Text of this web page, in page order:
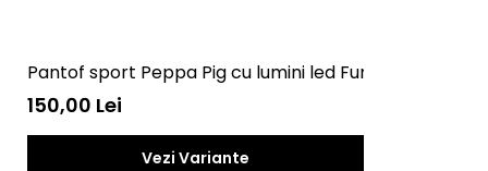
Pantof sport Peppa Pig cu lumini led Fun
150,00 Lei
Vezi Variante